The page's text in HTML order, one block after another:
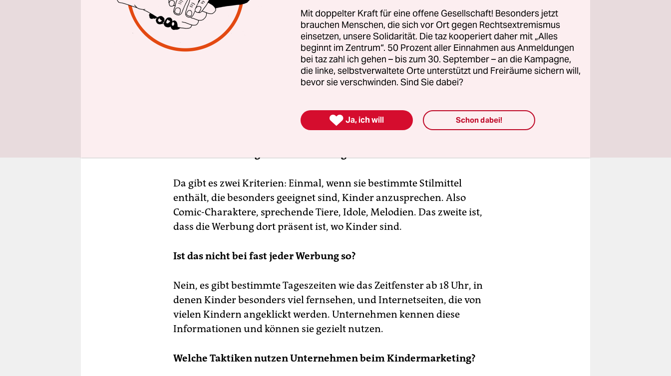
Haben Kinder eine Chance, sich dagegen zu wappnen?
Im Grunde nicht, denn Werbung wirkt vor allem über ihre emotionale
Ansprache. Die verstärkt sich durch soziale Medien. Dort beschäftigen
sich Kinder interaktiv mit Produkten und verbringen viel Zeit mit
ihnen. So verankern sich Werbebotschaften noch stärker im
wenige Situationen, in denen Kinder nicht mit Werbung konfrontiert
Da gibt es zwei Kriterien: Einmal, wenn sie bestimmte Stilmittel
enthält, die besonders geeignet sind, Kinder anzusprechen. Also
Comic-Charaktere, sprechende Tiere, Idole, Melodien. Das zweite ist,
dass die Werbung dort präsent ist, wo Kinder sind.
Ist das nicht bei fast jeder Werbung so?
Nein, es gibt bestimmte Tageszeiten wie das Zeitfenster ab 18 Uhr, in
denen Kinder besonders viel fernsehen, und Internetseiten, die von
vielen Kindern angeklickt werden. Unternehmen kennen diese
Informationen und können sie gezielt nutzen.
Welche Taktiken nutzen Unternehmen beim Kindermarketing?
Mit doppelter Kraft für eine offene Gesellschaft! Besonders jetzt
brauchen Menschen, die sich vor Ort gegen Rechtsextremismus
einsetzen, unsere Solidarität. Die taz kooperiert daher mit „Alles
beginnt im Zentrum“. 50 Prozent aller Einnahmen aus Anmeldungen
bei taz zahl ich gehen – bis zum 30. September – an die Kampagne,
die linke, selbstverwaltete Orte unterstützt und Freiräume sichern will,
bevor sie verschwinden. Sind Sie dabei?
 Ja, ich will Schon dabei!